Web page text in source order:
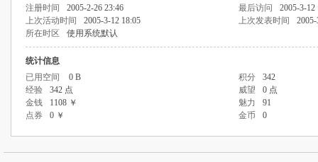
注册时间
2005-2-26 23:46 最后访问
2005-3-12
上次活动时间
2005-3-12 18:05 上次发表时间
所在时区
使用系统默认
统计信息
已用空间
0 B 积分
342
经验
342 点 威望
0 点
金钱
1108 ￥ 魅力
91
点券
0 ￥ 金币 0